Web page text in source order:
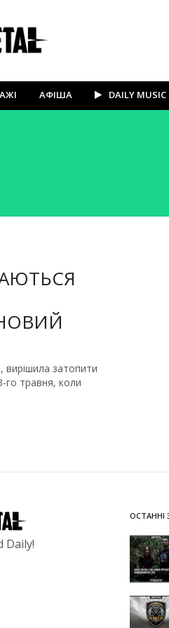
АФІША DAILY MUSIC
затопити
го травня, коли
Daily!
ОСТАННІ